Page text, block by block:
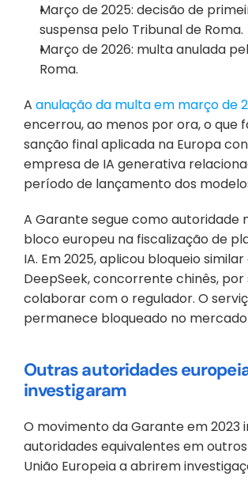
Março de 2025: decisão de
suspensa pelo Tribunal de Roma.
Março de 2026: multa anulada
Roma.
A anulação da multa em março de
encerrou, ao menos por ora, o que
sanção final aplicada na Europa
empresa de IA generativa
período de lançamento dos
A Garante segue como autoridade
bloco europeu na fiscalização de
IA. Em 2025, aplicou bloqueio similar
DeepSeek, concorrente chinês, por
colaborar com o regulador. O
permanece bloqueado no
Outras autoridades
investigaram
O movimento da Garante em 2023
autoridades equivalentes em
União Europeia a abrirem